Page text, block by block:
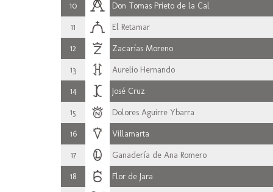
10 Don Tomas Prieto de la Cal
11 El Retamar
12 Zacarías Moreno
13 Aurelio Hernando
14 José Cruz
15 Dolores Aguirre Ybarra
16 Villamarta
17 Ganadería de Ana Romero
18 Flor de Jara